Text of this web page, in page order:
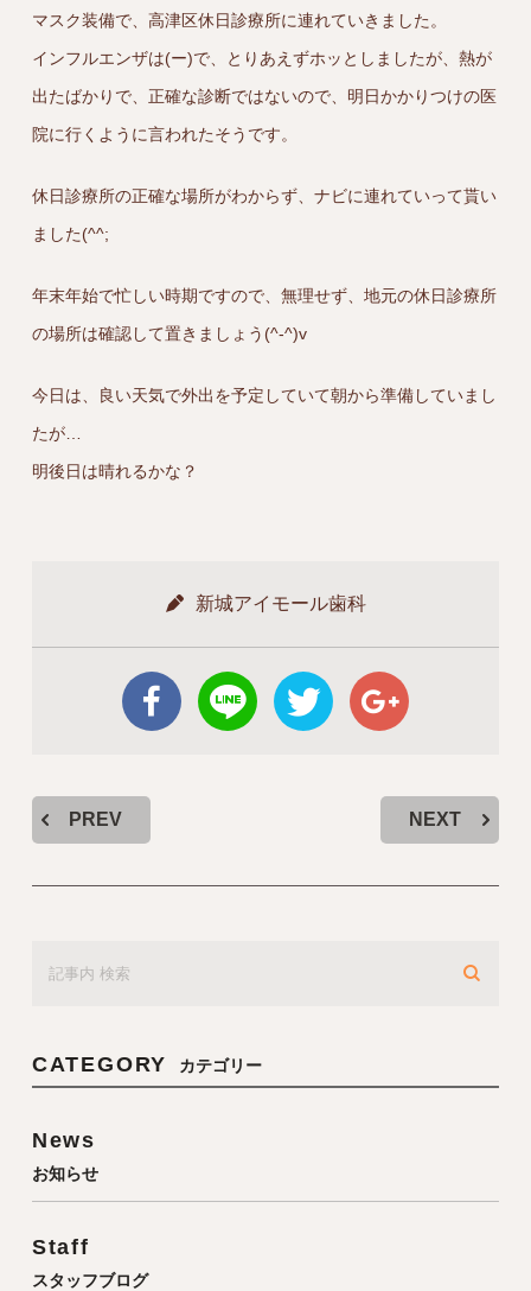
マスク装備で、高津区休日診療所に連れていきました。
インフルエンザは(ー)で、とりあえずホッとしましたが、熱が
出たばかりで、正確な診断ではないので、明日かかりつけの医
院に行くように言われたそうです。
休日診療所の正確な場所がわからず、ナビに連れていって貰い
ました(^^;
年末年始で忙しい時期ですので、無理せず、地元の休日診療所
の場所は確認して置きましょう(^-^)v
今日は、良い天気で外出を予定していて朝から準備していまし
たが…
明後日は晴れるかな？
新城アイモール歯科
PREV NEXT
CATEGORY カテゴリー
News
お知らせ
Staff
スタッフブログ